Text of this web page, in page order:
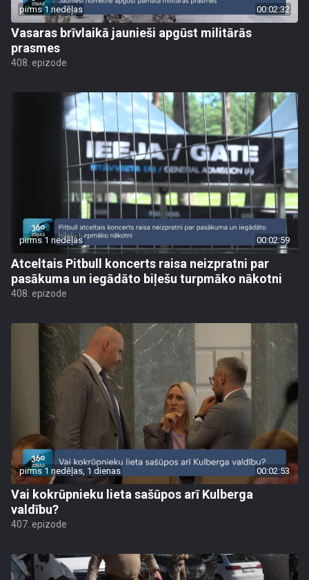
pirms 1 nedēļas 00:02:32
Vasaras brīvlaikā jaunieši apgūst militārās
prasmes
408. epizode
pirms 1 nedēļas 00:02:59
Atceltais Pitbull koncerts raisa neizpratni par
pasākuma un iegādāto biļešu turpmāko nākotni
408. epizode
pirms 1 nedēļas, 1 dienas 00:02:53
Vai kokrūpnieku lieta sašūpos arī Kulberga
valdību?
407. epizode